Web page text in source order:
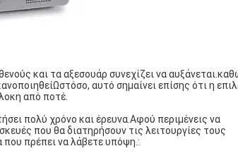
και τα αξεσουάρ συνεχίζει να
αυτό σημαίνει επίσης ότι η
από ποτέ.
πολύ χρόνο και έρευνα.Αφού περιμένεις να
που θα διατηρήσουν τις λειτουργίες τους
που πρέπει να λάβετε υπόψη.: